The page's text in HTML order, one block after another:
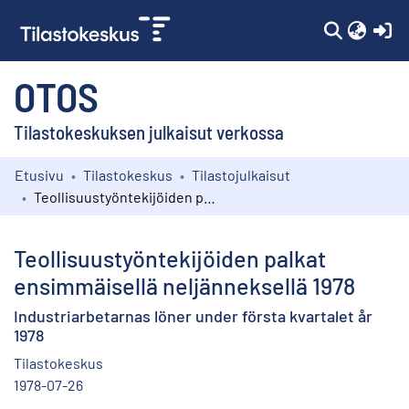
OTOS
Tilastokeskuksen julkaisut verkossa
Kokoelmat
Etusivu Tilastokeskus
Tilastojulkaisut
Teollisuustyöntekijöiden palkat
ensimmäisellä neljänneksellä 1978
Industriarbetarnas löner under första kvartalet år
1978
Tilastokeskus
1978-07-26